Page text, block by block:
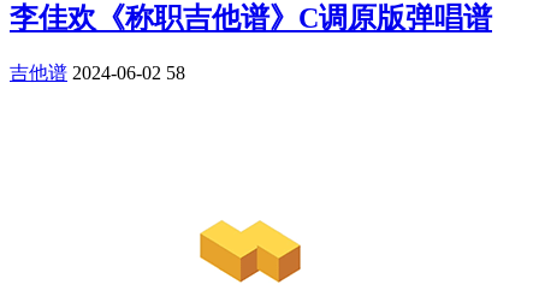
李佳欢《称职吉他谱》C调原版弹唱谱
吉他谱 2024-06-02 58